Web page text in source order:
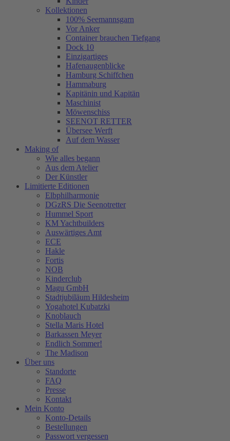
Kollektionen
100% Seemannsgarn
Vor Anker
Container brauchen Tiefgang
Dock 10
Einzigartiges
Hafenaugen­blicke
Hamburg Schiffchen
Hammaburg
Kapitänin und Kapitän
Maschinist
Möwenschiss
SEENOT RETTER
Übersee Werft
Auf dem Wasser
Making of
Wie alles begann
Aus dem Atelier
Der Künstler
Limitierte Editionen
Elbphilharmonie
DGzRS Die Seenotretter
Hummel Sport
KM Yachtbuilders
Auswärtiges Amt
ECE
Hakle
Fortis
NOB
Kinderclub
Magu GmbH
Stadtjubiläum Hildesheim
Yogahotel Kubatzki
Knoblauch
Stella Maris Hotel
Barkassen Meyer
Endlich Sommer!
The Madison
Über uns
Standorte
FAQ
Presse
Kontakt
Mein Konto
Konto-Details
Bestellungen
Passwort vergessen